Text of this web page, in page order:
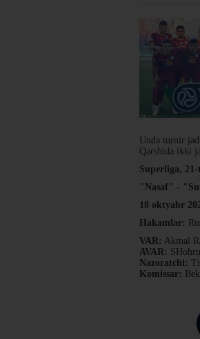
Unda turnir
Qarshida ikki
Superliga,
"Nasaf" -
18 oktyabr
Hakamlar:
VAR: Akmal
AVAR:
Nazoratchi:
Komissar: